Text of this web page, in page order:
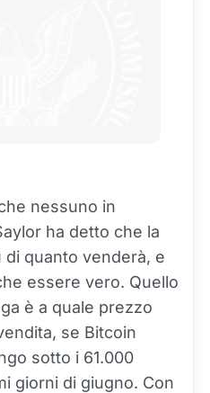
nessuno in
ha detto che la
quanto venderà, e
essere vero. Quello
è a quale prezzo
se Bitcoin
sotto i 61.000
giorni di giugno. Con